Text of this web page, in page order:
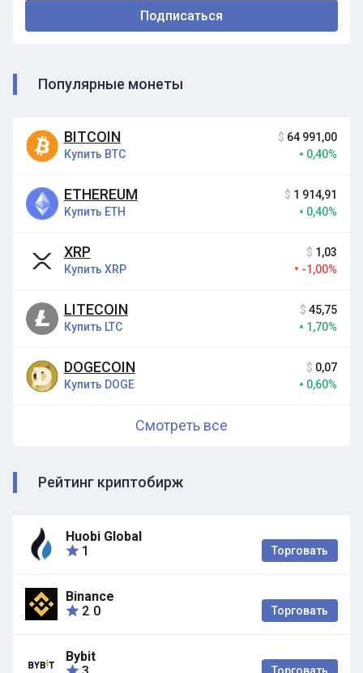
Популярные монеты
BITCOIN
Купить BTC
$ 64 991,00
0,40%
ETHEREUM
Купить ETH
$ 1 914,91
0,40%
XRP
Купить XRP
$ 1,03
-1,00%
LITECOIN
Купить LTC
$ 45,75
1,70%
DOGECOIN
Купить DOGE
$ 0,07
0,60%
Смотреть все
Рейтинг криптобирж
Huobi Global
1
Торговать
Binance
2 0 Торговать
Bybit